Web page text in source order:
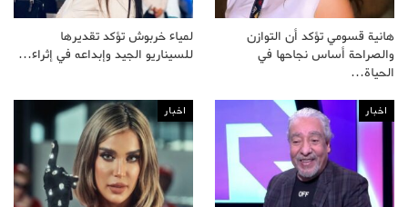
هانية قسومي تؤكد أن التوازن
والصراحة أساس نجاحها في
الحياة…
لمياء خربوش تؤكد تقديرها
للسيناريو الجيد وإبداعه في إثراء…
اخبار اخبار